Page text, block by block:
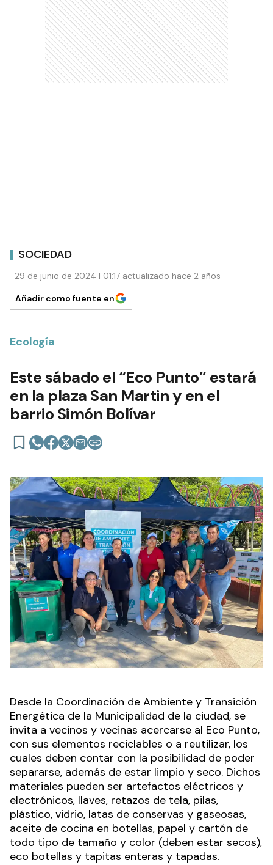
SOCIEDAD
29 de junio de 2024 | 01:17 actualizado hace 2 años
Añadir como fuente en
Ecología
Este sábado el “Eco Punto” estará
en la plaza San Martin y en el
barrio Simón Bolívar
Desde la Coordinación de Ambiente y Transición
Energética de la Municipalidad de la ciudad, se
invita a vecinos y vecinas acercarse al Eco Punto,
con sus elementos reciclables o a reutilizar, los
cuales deben contar con la posibilidad de poder
separarse, además de estar limpio y seco. Dichos
materiales pueden ser artefactos eléctricos y
electrónicos, llaves, retazos de tela, pilas,
plástico, vidrio, latas de conservas y gaseosas,
aceite de cocina en botellas, papel y cartón de
todo tipo de tamaño y color (deben estar secos),
eco botellas y tapitas enteras y tapadas.